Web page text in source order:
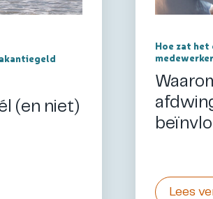
(en niet)
Hoe zat
Lees